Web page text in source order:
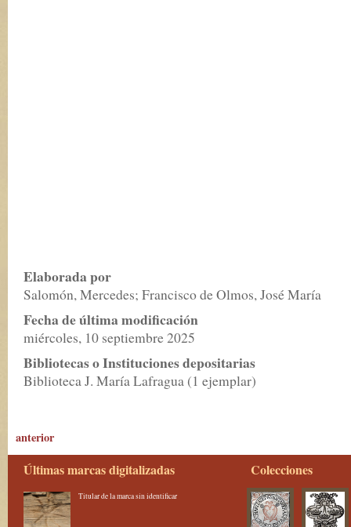
Elaborada por
Salomón, Mercedes; Francisco de Olmos, José María
Fecha de última modificación
miércoles, 10 septiembre 2025
Bibliotecas o Instituciones depositarias
Biblioteca J. María Lafragua (1 ejemplar)
anterior
Últimas marcas digitalizadas
Titular de la marca sin identificar
Colecciones